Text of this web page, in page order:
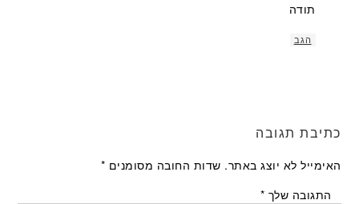
תודה
הגב
כתיבת תגובה
האימייל לא יוצג באתר. שדות החובה מסומנים *
התגובה שלך *